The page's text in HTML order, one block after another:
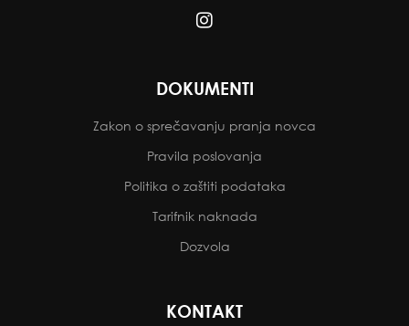
DOKUMENTI
Zakon o sprečavanju pranja novca
Pravila poslovanja
Politika o zaštiti podataka
Tarifnik naknada
Dozvola
KONTAKT